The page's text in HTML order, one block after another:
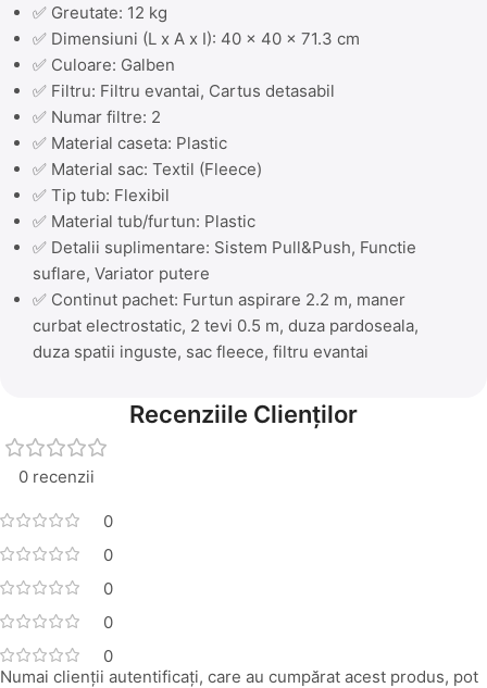
✅ Greutate: 12 kg
✅ Dimensiuni (L x A x I): 40 x 40 x 71.3 cm
✅ Culoare: Galben
✅ Filtru: Filtru evantai, Cartus detasabil
✅ Numar filtre: 2
✅ Material caseta: Plastic
✅ Material sac: Textil (Fleece)
✅ Tip tub: Flexibil
✅ Material tub/furtun: Plastic
✅ Detalii suplimentare: Sistem Pull&Push, Functie
suflare, Variator putere
✅ Continut pachet: Furtun aspirare 2.2 m, maner
curbat electrostatic, 2 tevi 0.5 m, duza pardoseala,
duza spatii inguste, sac fleece, filtru evantai
Recenziile Clienților
0 recenzii
0
0
0
0
0
Numai clienții autentificați, care au cumpărat acest produs, pot